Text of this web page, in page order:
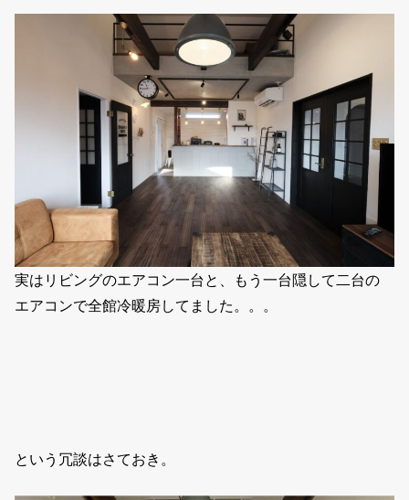
実はリビングのエアコン一台と、もう一台隠して二台の
エアコンで全館冷暖房してました。。。
という冗談はさておき。